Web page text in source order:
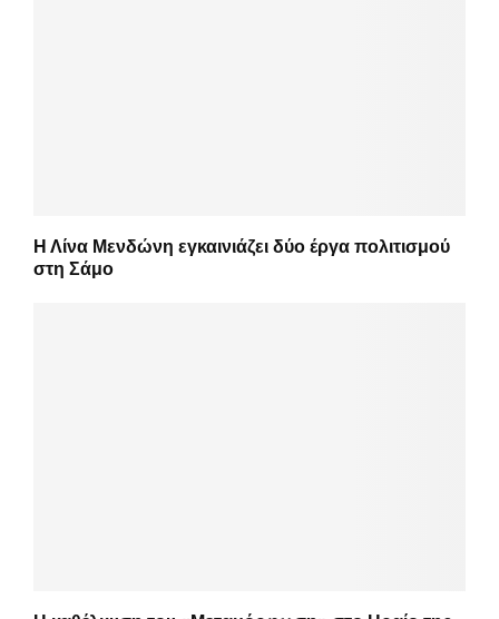
Η Λίνα Μενδώνη εγκαινιάζει δύο έργα πολιτισμού
στη Σάμο